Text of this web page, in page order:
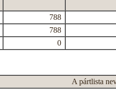
788
788
0
A pártlista